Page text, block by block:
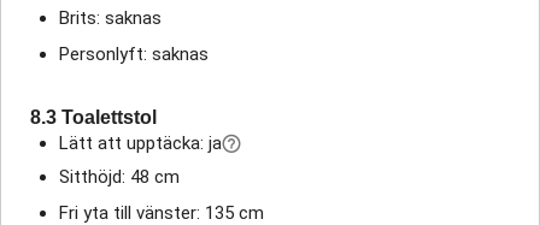
Brits: saknas
Personlyft: saknas
8.3 Toalettstol
Lätt att upptäcka: ja
Sitthöjd: 48 cm
Fri yta till vänster: 135 cm